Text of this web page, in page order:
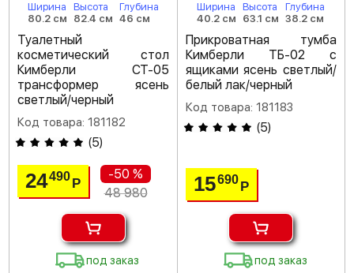
Ширина
80.2 см
Высота
82.4 см
Глубина
46 см
Туалетный
косметический стол
Кимберли СТ-05
трансформер ясень
светлый/черный
Код товара: 181182
(5)
24490Р
-50 %
48 980
под заказ
Ширина
40.2 см
Высота
63.1 см
Глубина
38.2 см
Прикроватная тумба
Кимберли ТБ-02 с
ящиками ясень светлый/
белый лак/черный
Код товара: 181183
(5)
15690 Р
под заказ